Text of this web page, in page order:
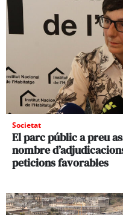
Societat
El parc públic a preu
nombre
peticions favorables